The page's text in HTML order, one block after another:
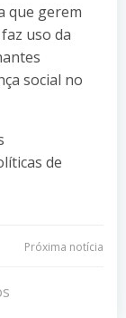
que gerem
uso da
social no
de
Próxima notícia